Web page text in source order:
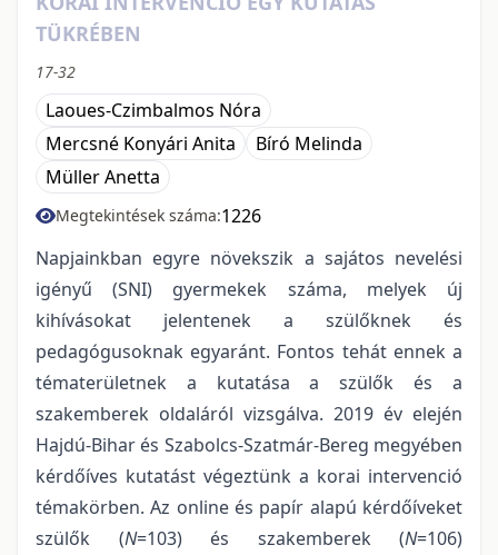
TÜKRÉBEN
17-32
Laoues-Czimbalmos Nóra
Mercsné Konyári Anita
Bíró Melinda
Müller Anetta
Megtekintések száma:1226
Napjainkban egyre növekszik a sajátos nevelési
igényű (SNI) gyermekek száma, melyek új
kihívásokat jelentenek a szülőknek és
pedagógusoknak egyaránt. Fontos tehát ennek a
tématerületnek a kutatása a szülők és a
szakemberek oldaláról vizsgálva. 2019 év elején
Hajdú-Bihar és Szabolcs-Szatmár-Bereg megyében
kérdőíves kutatást végeztünk a korai intervenció
témakörben. Az online és papír alapú kérdőíveket
szülők (N=103) és szakemberek (N=106)